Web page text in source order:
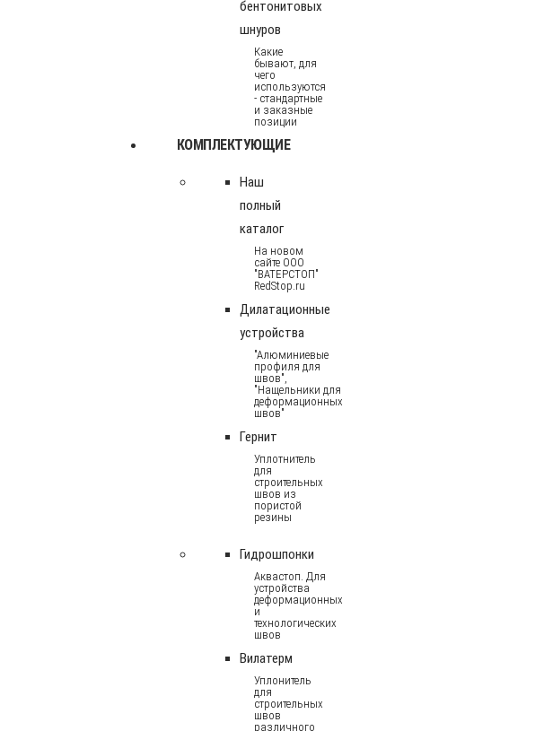
бентонитовых
шнуров
Какие
бывают, для
чего
используются
- стандартные
и заказные
позиции
КОМПЛЕКТУЮЩИЕ
Наш
полный
каталог
На новом
сайте ООО
"ВАТЕРСТОП"
RedStop.ru
Дилатационные
устройства
"Алюминиевые
профиля для
швов",
"Нащельники для
деформационных
швов"
Гернит
Уплотнитель
для
строительных
швов из
пористой
резины
Гидрошпонки
Аквастоп. Для
устройства
деформационных
и
технологических
швов
Вилатерм
Уплонитель
для
строительных
швов
различного